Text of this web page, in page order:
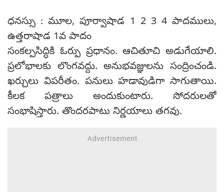
ధనస్సు : మూల, పూర్వాషాడ 1 2 3 4 పాదములు,
ఉత్తరాషాడ 1వ పాదం
సంకల్పసిద్ధికి ఓర్పు ప్రధానం. ఆచితూచి అడుగేయాలి.
ప్రలోభాలకు లొంగవద్దు. అనుభవజ్ఞులను సంద్రించండి.
ఖర్చులు విపరీతం. పనులు హడావుడిగా సాగుతాయి.
కీలక పత్రాలు అందుకుంటారు. సోదరులతో
సంభాషిస్తారు. తొందరపాటు నిర్ణయాలు తగవు.